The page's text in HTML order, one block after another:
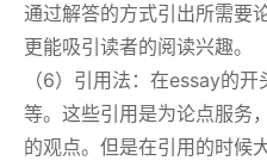
通过解答的方式引出所需要
更能吸引读者的阅读兴趣。
（6）引用法：在essay的
等。这些引用是为论点服务
的观点。但是在引用的时候